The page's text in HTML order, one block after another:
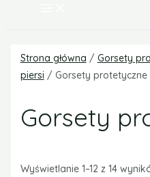
Strona główna / Gorsety
piersi / Gorsety protetyczne
Gorsety
Wyświetlanie 1–12 z 14